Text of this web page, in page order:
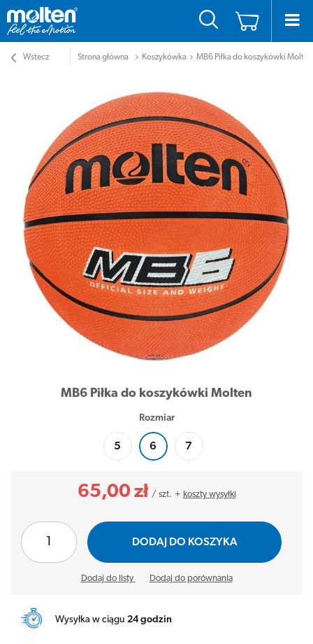
Wstecz Strona główna Koszykówka MB6 Piłka do koszykówki Molten
MB6 Piłka do koszykówki Molten
Rozmiar
5 6 7
65,00 zł / szt. + koszty wysyłki
DODAJ DO KOSZYKA
Dodaj do listy Dodaj do porównania
Wysyłka w ciągu 24 godzin